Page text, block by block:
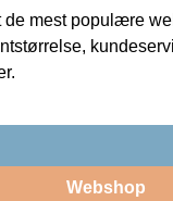
mest populære
Webshop